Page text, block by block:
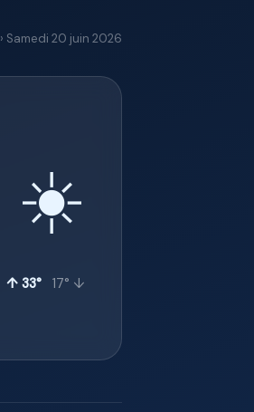
› Samedi 20 juin 2026
☀️
↑ 33° 17° ↓